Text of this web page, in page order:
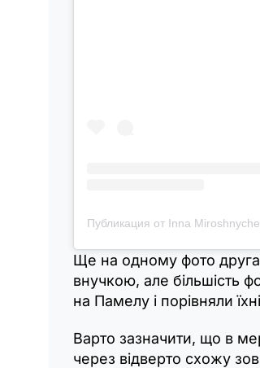
Ще на одному фото
внучкою, але більшість
на Памелу і порівняли
Варто зазначити, що в
через відверто схожу